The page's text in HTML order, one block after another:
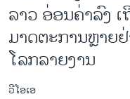
ຂ້າມ
ໄປ
ຫາ
ຊອກ
ຄົ້ນ
ອາເມຣິກາ
ການເລືອກຕັ້ງ ປະທານາທີ
ຂ່າວ​ຈີນ
ໂລກ
ລາວ ອ່ອນຄ່າລົງ
ມາດຕະການຫຼາຍ
ໂລກລາຍງານ
ວີໂອເອ